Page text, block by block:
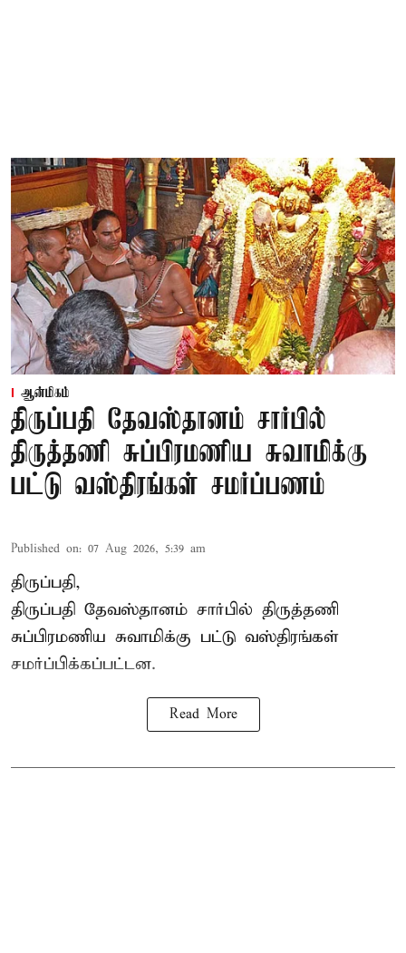
ஆன்மிகம்
திருப்பதி தேவஸ்தானம் சார்பில்
திருத்தணி சுப்பிரமணிய சுவாமிக்கு
பட்டு வஸ்திரங்கள் சமர்ப்பணம்
Published on: 07 Aug 2026, 5:39 am
திருப்பதி,
திருப்பதி தேவஸ்தானம் சார்பில் திருத்தணி
சுப்பிரமணிய சுவாமிக்கு பட்டு வஸ்திரங்கள்
சமர்ப்பிக்கப்பட்டன.
Read More